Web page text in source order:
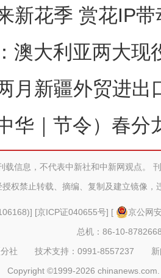
新花季 赏花IP
澳大利亚两大现
月新疆外贸进出
华｜节令）春
载信息，不代表中新社和中新网观点。
授权禁止转载、摘编、复制及建立镜像，
] [京ICP证040655号] [
京公网
总机：86-10-
分社 技术支持：0991-8557237
Copyright ©1999-2026